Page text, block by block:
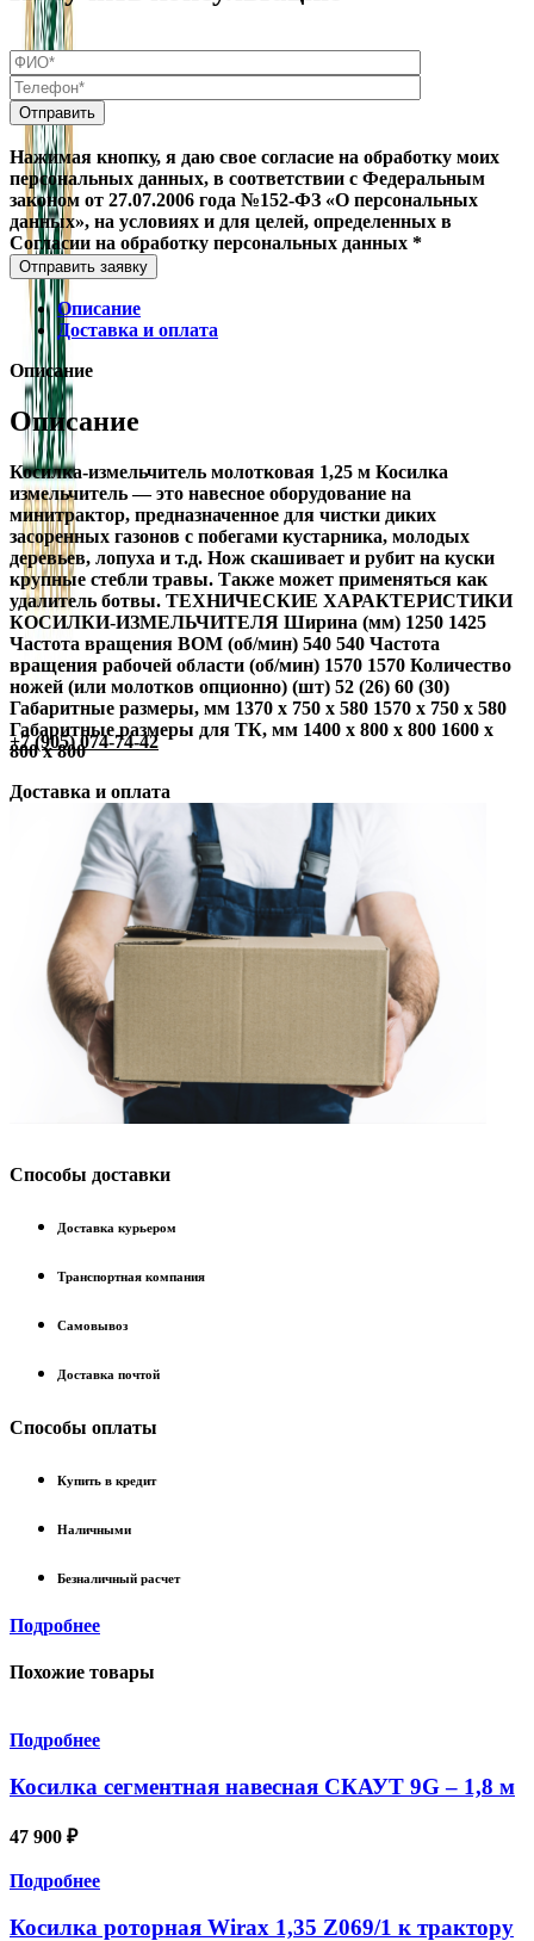
+7 (905) 074-74-42
Нажимая кнопку, я даю свое согласие на обработку моих
персональных данных, в соответствии с Федеральным
законом от 27.07.2006 года №152-ФЗ «О персональных
данных», на условиях и для целей, определенных в
Согласии на обработку персональных данных *
Отправить заявку
Описание
Доставка и оплата
Описание
Описание
Косилка-измельчитель молотковая 1,25 м Косилка
измельчитель — это навесное оборудование на
минитрактор, предназначенное для чистки диких
засоренных газонов с побегами кустарника, молодых
деревьев, лопуха и т.д. Нож скашивает и рубит на куски
крупные стебли травы. Также может применяться как
удалитель ботвы. ТЕХНИЧЕСКИЕ ХАРАКТЕРИСТИКИ
КОСИЛКИ-ИЗМЕЛЬЧИТЕЛЯ Ширина (мм) 1250 1425
Частота вращения ВОМ (об/мин) 540 540 Частота
вращения рабочей области (об/мин) 1570 1570 Количество
ножей (или молотков опционно) (шт) 52 (26) 60 (30)
Габаритные размеры, мм 1370 х 750 х 580 1570 х 750 х 580
Габаритные размеры для ТК, мм 1400 х 800 х 800 1600 х
800 х 800
Доставка и оплата
Способы доставки
Доставка курьером
Транспортная компания
Самовывоз
Доставка почтой
Способы оплаты
Купить в кредит
Наличными
Безналичный расчет
Подробнее
Похожие товары
Подробнее
Косилка сегментная навесная СКАУТ 9G – 1,8 м
47 900 ₽
Подробнее
Косилка роторная Wirax 1,35 Z069/1 к трактору